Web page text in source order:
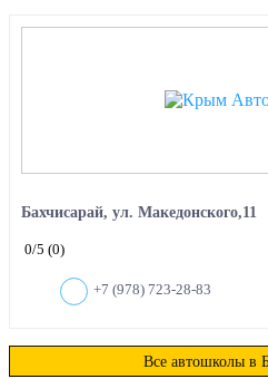
Бахчисарай, ул. Македонского,11
0/5 (0)
+7 (978) 723-28-83
Все автошколы в